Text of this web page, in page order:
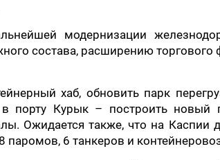
модернизации
состава, расширению торгового
хаб, обновить парк
порту Курык – построить новый
Ожидается также, что на Каспии
паромов, 6 танкеров и